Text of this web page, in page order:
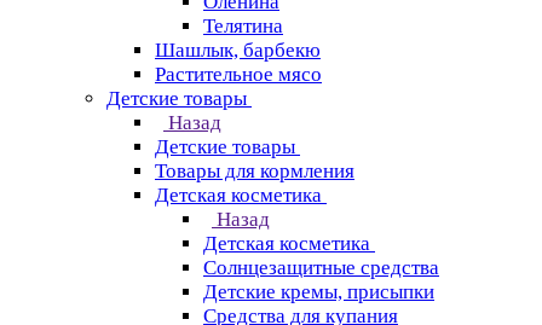
Телятина
Шашлык, барбекю
Растительное мясо
Детские товары
Назад
Детские товары
Товары для кормления
Детская косметика
Назад
Детская косметика
Солнцезащитные средства
Детские кремы, присыпки
Средства для купания